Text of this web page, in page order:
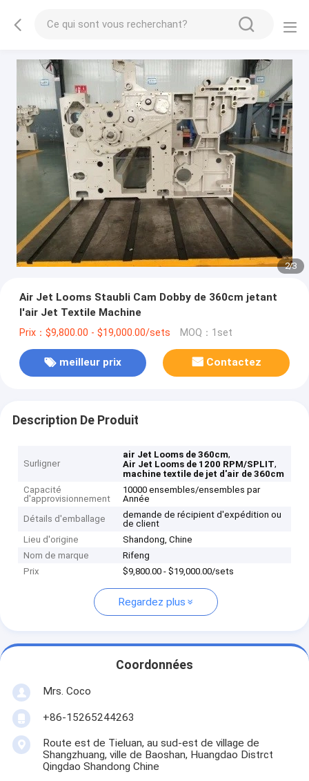
2/3
Air Jet Looms Staubli Cam Dobby de 360cm jetant
l'air Jet Textile Machine
Prix：$9,800.00 - $19,000.00/sets MOQ：1set
meilleur prix Contactez
Description De Produit
Surligner
air Jet Looms de 360cm,
Air Jet Looms de 1200 RPM/SPLIT,
machine textile de jet d'air de 360cm
Capacité
d'approvisionnement
10000 ensembles/ensembles par
Année
Détails d'emballage
demande de récipient d'expédition ou
de client
Lieu d'origine
Shandong, Chine
Nom de marque
Rifeng
Prix
$9,800.00 - $19,000.00/sets
Regardez plus
Coordonnées
Mrs. Coco
+86-15265244263
Route est de Tieluan, au sud-est de village de
Shangzhuang, ville de Baoshan, Huangdao Distrct
Qingdao Shandong Chine